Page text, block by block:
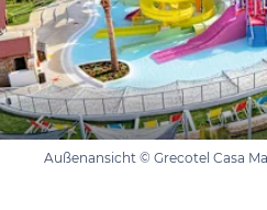
Außenansicht © Grecotel Casa